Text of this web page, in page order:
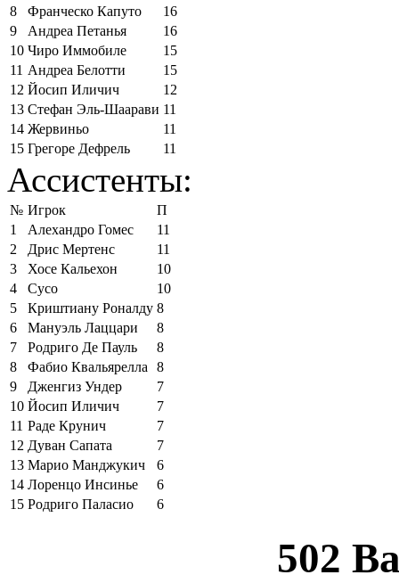
8
Франческо Капуто
16
9
Андреа Петанья
16
10 Чиро Иммобиле
15
11 Андреа Белотти
15
12 Йосип Иличич
12
13 Стефан Эль-Шаарави 11
14 Жервиньо
11
15 Грегоре Дефрель 11
Ассистенты:
№ Игрок
П
1
Алехандро Гомес
11
2
Дрис Мертенс
11
3
Хосе Кальехон
10
4
Сусо
10
5
Криштиану Роналду 8
6
Мануэль Лаццари
8
7
Родриго Де Пауль
8
8
Фабио Квальярелла
8
9
Дженгиз Ундер
7
10 Йосип Иличич
7
11 Раде Крунич
7
12 Дуван Сапата
7
13 Марио Манджукич
6
14 Лоренцо Инсинье
6
15 Родриго Паласио 6
502